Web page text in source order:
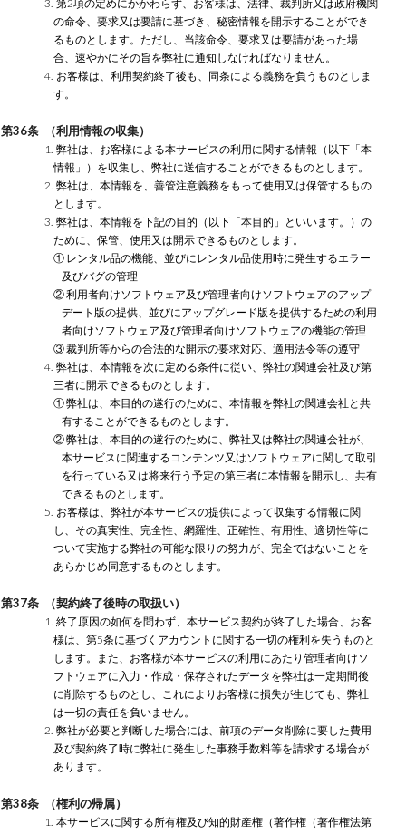
3. 第2項の定めにかかわらず、お客様は、法律、裁判所又は政府機関
の命令、要求又は要請に基づき、秘密情報を開示することができ
るものとします。ただし、当該命令、要求又は要請があった場
合、速やかにその旨を弊社に通知しなければなりません。
4. お客様は、利用契約終了後も、同条による義務を負うものとしま
す。
第36条 （利用情報の収集）
1. 弊社は、お客様による本サービスの利用に関する情報（以下「本
情報」）を収集し、弊社に送信することができるものとします。
2. 弊社は、本情報を、善管注意義務をもって使用又は保管するもの
とします。
3. 弊社は、本情報を下記の目的（以下「本目的」といいます。）の
ために、保管、使用又は開示できるものとします。
① レンタル品の機能、並びにレンタル品使用時に発生するエラー
及びバグの管理
② 利用者向けソフトウェア及び管理者向けソフトウェアのアップ
デート版の提供、並びにアップグレード版を提供するための利用
者向けソフトウェア及び管理者向けソフトウェアの機能の管理
③ 裁判所等からの合法的な開示の要求対応、適用法令等の遵守
4. 弊社は、本情報を次に定める条件に従い、弊社の関連会社及び第
三者に開示できるものとします。
① 弊社は、本目的の遂行のために、本情報を弊社の関連会社と共
有することができるものとします。
② 弊社は、本目的の遂行のために、弊社又は弊社の関連会社が、
本サービスに関連するコンテンツ又はソフトウェアに関して取引
を行っている又は将来行う予定の第三者に本情報を開示し、共有
できるものとします。
5. お客様は、弊社が本サービスの提供によって収集する情報に関
し、その真実性、完全性、網羅性、正確性、有用性、適切性等に
ついて実施する弊社の可能な限りの努力が、完全ではないことを
あらかじめ同意するものとします。
第37条 （契約終了後時の取扱い）
1. 終了原因の如何を問わず、本サービス契約が終了した場合、お客
様は、第5条に基づくアカウントに関する一切の権利を失うものと
します。また、お客様が本サービスの利用にあたり管理者向けソ
フトウェアに入力・作成・保存されたデータを弊社は一定期間後
に削除するものとし、これによりお客様に損失が生じても、弊社
は一切の責任を負いません。
2. 弊社が必要と判断した場合には、前項のデータ削除に要した費用
及び契約終了時に弊社に発生した事務手数料等を請求する場合が
あります。
第38条 （権利の帰属）
1. 本サービスに関する所有権及び知的財産権（著作権（著作権法第